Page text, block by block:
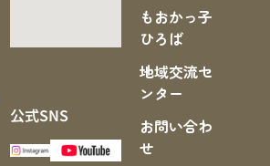
公式SNS
もおかっ子
ひろば
地域交流セ
ンター
お問い合わ
せ